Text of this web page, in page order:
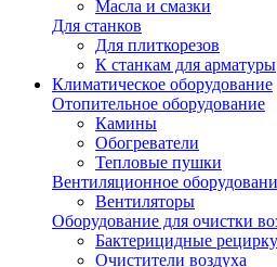
Масла и смазки
Для станков
Для плиткорезов
К станкам для арматуры
Климатическое оборудование
Отопительное оборудование
Камины
Обогреватели
Тепловые пушки
Вентиляционное
Вентиляторы
Оборудование для очистки
Бактерицидные
Очистители воздуха